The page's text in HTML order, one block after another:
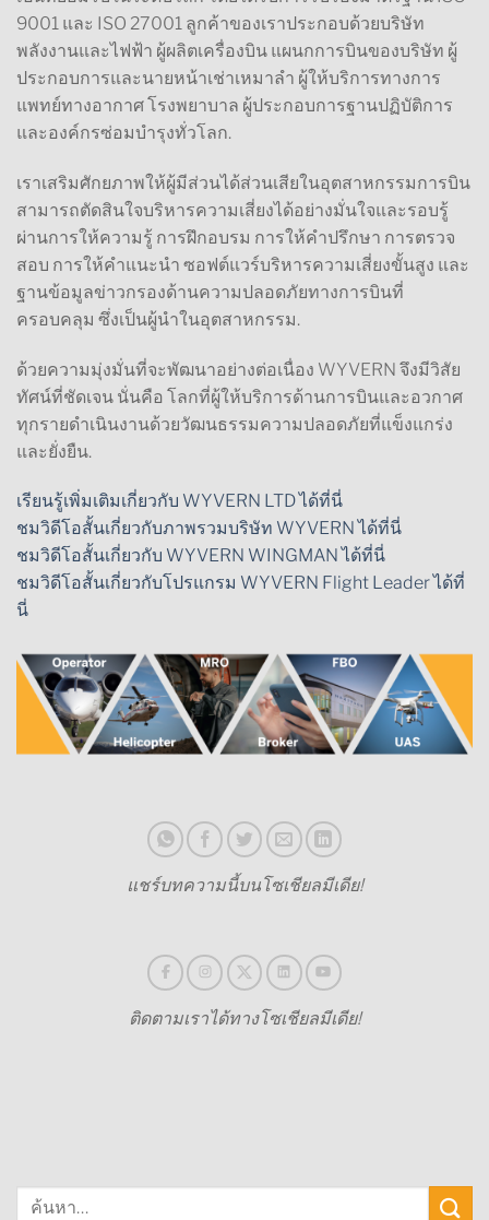
9001 และ ISO 27001 ลูกค้าของเราประกอบด้วยบริษัท
พลังงานและไฟฟ้า ผู้ผลิตเครื่องบิน แผนกการบินของบริษัท ผู้
ประกอบการและนายหน้าเช่าเหมาลำ ผู้ให้บริการทางการ
แพทย์ทางอากาศ โรงพยาบาล ผู้ประกอบการฐานปฏิบัติการ
และองค์กรซ่อมบำรุงทั่วโลก.
เราเสริมศักยภาพให้ผู้มีส่วนได้ส่วนเสียในอุตสาหกรรมการบิน
สามารถตัดสินใจบริหารความเสี่ยงได้อย่างมั่นใจและรอบรู้
ผ่านการให้ความรู้ การฝึกอบรม การให้คำปรึกษา การตรวจ
สอบ การให้คำแนะนำ ซอฟต์แวร์บริหารความเสี่ยงขั้นสูง และ
ฐานข้อมูลข่าวกรองด้านความปลอดภัยทางการบินที่
ครอบคลุม ซึ่งเป็นผู้นำในอุตสาหกรรม.
ด้วยความมุ่งมั่นที่จะพัฒนาอย่างต่อเนื่อง WYVERN จึงมีวิสัย
ทัศน์ที่ชัดเจน นั่นคือ โลกที่ผู้ให้บริการด้านการบินและอวกาศ
ทุกรายดำเนินงานด้วยวัฒนธรรมความปลอดภัยที่แข็งแกร่ง
และยั่งยืน.
เรียนรู้เพิ่มเติมเกี่ยวกับ WYVERN LTD ได้ที่นี่
ชมวิดีโอสั้นเกี่ยวกับภาพรวมบริษัท WYVERN ได้ที่นี่
ชมวิดีโอสั้นเกี่ยวกับ WYVERN WINGMAN ได้ที่นี่
ชมวิดีโอสั้นเกี่ยวกับโปรแกรม WYVERN Flight Leader ได้ที่
นี่
แชร์บทความนี้บนโซเชียลมีเดีย!
ติดตามเราได้ทางโซเชียลมีเดีย!